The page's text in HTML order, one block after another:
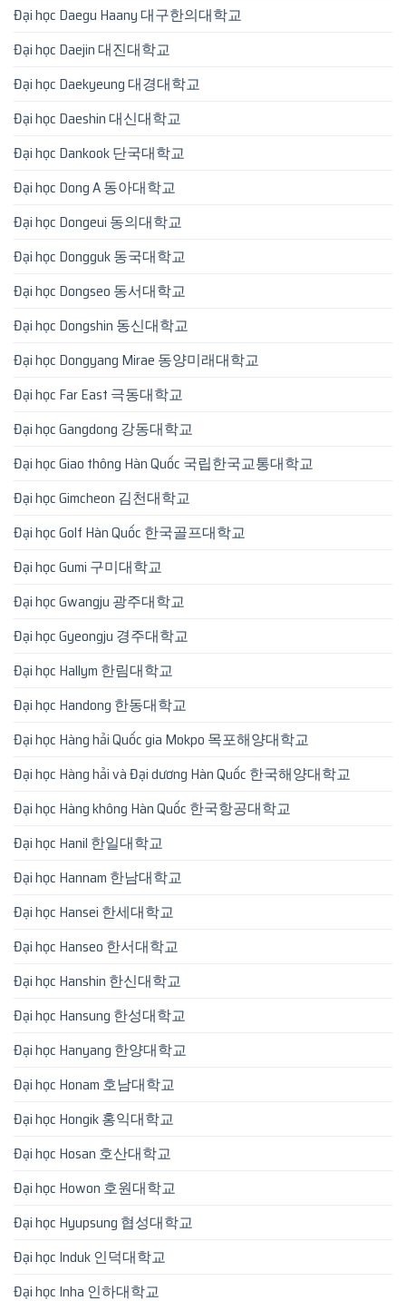
Đại học Daegu Haany 대구한의대학교
Đại học Daejin 대진대학교
Đại học Daekyeung 대경대학교
Đại học Daeshin 대신대학교
Đại học Dankook 단국대학교
Đại học Dong A 동아대학교
Đại học Dongeui 동의대학교
Đại học Dongguk 동국대학교
Đại học Dongseo 동서대학교
Đại học Dongshin 동신대학교
Đại học Dongyang Mirae 동양미래대학교
Đại học Far East 극동대학교
Đại học Gangdong 강동대학교
Đại học Giao thông Hàn Quốc 국립한국교통대학교
Đại học Gimcheon 김천대학교
Đại học Golf Hàn Quốc 한국골프대학교
Đại học Gumi 구미대학교
Đại học Gwangju 광주대학교
Đại học Gyeongju 경주대학교
Đại học Hallym 한림대학교
Đại học Handong 한동대학교
Đại học Hàng hải Quốc gia Mokpo 목포해양대학교
Đại học Hàng hải và Đại dương Hàn Quốc 한국해양대학교
Đại học Hàng không Hàn Quốc 한국항공대학교
Đại học Hanil 한일대학교
Đại học Hannam 한남대학교
Đại học Hansei 한세대학교
Đại học Hanseo 한서대학교
Đại học Hanshin 한신대학교
Đại học Hansung 한성대학교
Đại học Hanyang 한양대학교
Đại học Honam 호남대학교
Đại học Hongik 홍익대학교
Đại học Hosan 호산대학교
Đại học Howon 호원대학교
Đại học Hyupsung 협성대학교
Đại học Induk 인덕대학교
Đại học Inha 인하대학교